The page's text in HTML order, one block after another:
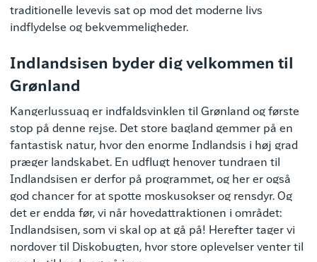
traditionelle levevis sat op mod det moderne livs
indflydelse og bekvemmeligheder.
Indlandsisen byder dig velkommen til
Grønland
Kangerlussuaq er indfaldsvinklen til Grønland og første
stop på denne rejse. Det store bagland gemmer på en
fantastisk natur, hvor den enorme Indlandsis i høj grad
præger landskabet. En udflugt henover tundraen til
Indlandsisen er derfor på programmet, og her er også
god chancer for at spotte moskusokser og rensdyr. Og
det er endda før, vi når hovedattraktionen i området:
Indlandsisen, som vi skal op at gå på! Herefter tager vi
nordover til Diskobugten, hvor store oplevelser venter til